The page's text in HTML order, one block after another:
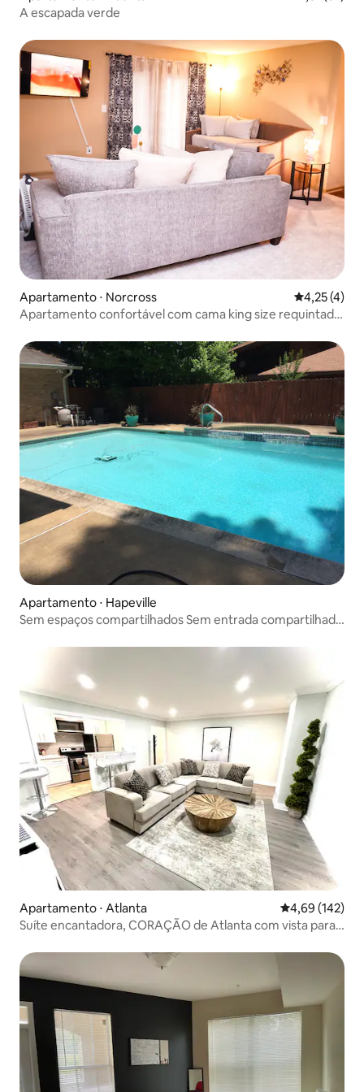
A escapada verde
Apartamento ⋅ Norcross 4,25 de
4,25 (4)
Apartamento confortável com cama king size requintada
Apartamento ⋅ Hapeville
Sem espaços compartilhados Sem entrada compartilhada
Apartamento ⋅ Atlanta 4,69 de uma
4,69 (142)
Suíte encantadora, CORAÇÃO de Atlanta com vista para